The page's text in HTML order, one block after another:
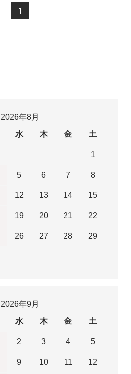
1
2026年8月
水 木 金 土
1
5 6 7 8
12 13 14 15
19 20 21 22
26 27 28 29
2026年9月
水 木 金 土
2 3 4 5
9 10 11 12